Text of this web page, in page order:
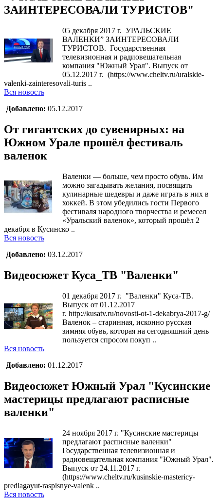
ЗАИНТЕРЕСОВАЛИ ТУРИСТОВ"
05 декабря 2017 г. УРАЛЬСКИЕ
ВАЛЕНКИ” ЗАИНТЕРЕСОВАЛИ
ТУРИСТОВ. Государственная
телевизионная и радиовещательная
компания "Южный Урал". Выпуск от
05.12.2017 г. (https://www.cheltv.ru/uralskie-
valenki-zainteresovali-turis ..
Вся новость
Добавлено: 05.12.2017
От гигантских до сувенирных: на
Южном Урале прошёл фестиваль
валенок
Валенки — больше, чем просто обувь. Им
можно загадывать желания, посвящать
кулинарные шедевры и даже играть в них в
хоккей. В этом убедились гости Первого
фестиваля народного творчества и ремесел
«Уральский валенок», который прошёл 2
декабря в Кусинско ..
Вся новость
Добавлено: 03.12.2017
Видеосюжет Куса_ТВ "Валенки"
01 декабря 2017 г. "Валенки" Куса-ТВ.
Выпуск от 01.12.2017
г. http://kusatv.ru/novosti-ot-1-dekabrya-2017-g/
Валенок – старинная, исконно русская
зимняя обувь, которая на сегодняшний день
пользуется спросом покуп ..
Вся новость
Добавлено: 01.12.2017
Видеосюжет Южный Урал "Кусинские
мастерицы предлагают расписные
валенки"
24 ноября 2017 г. "Кусинские мастерицы
предлагают расписные валенки"
Государственная телевизионная и
радиовещательная компания "Южный Урал".
Выпуск от 24.11.2017 г.
(https://www.cheltv.ru/kusinskie-mastericy-
predlagayut-raspisnye-valenk ..
Вся новость